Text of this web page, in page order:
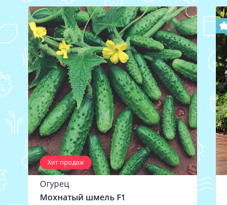
Хит продаж
Огурец
Мохнатый шмель F1